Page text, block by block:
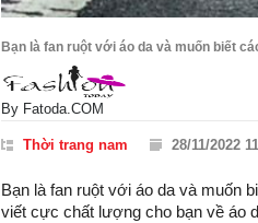
Bạn là fan ruột với áo da và muốn biết
By Fatoda.COM
Thời trang nam 28/11/2022
Bạn là fan ruột với áo da và muốn
viết cực chất lượng cho bạn về áo